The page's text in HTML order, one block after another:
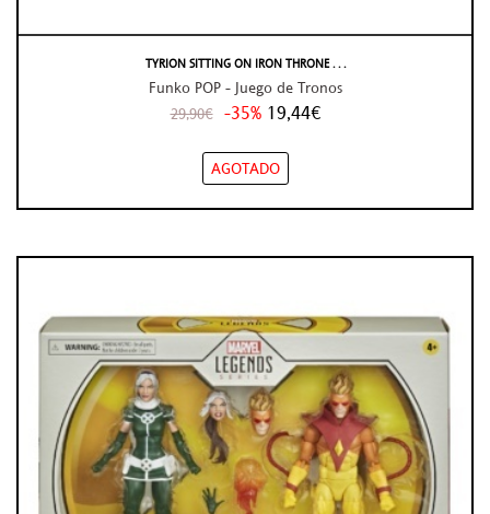
TYRION SITTING ON IRON THRONE . . .
Funko POP - Juego de Tronos
29,90€ -35% 19,44€
AGOTADO